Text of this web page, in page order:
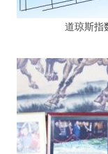
道琼斯指